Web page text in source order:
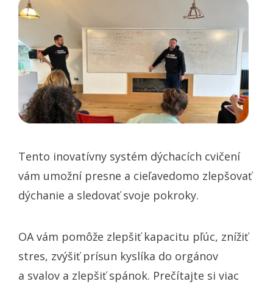
Tento inovatívny systém dýchacích cvičení
vám umožní presne a cieľavedomo zlepšovať
dýchanie a sledovať svoje pokroky.
OA vám pomôže zlepšiť kapacitu pľúc, znížiť
stres, zvýšiť prísun kyslíka do orgánov
a svalov a zlepšiť spánok. Prečítajte si viac